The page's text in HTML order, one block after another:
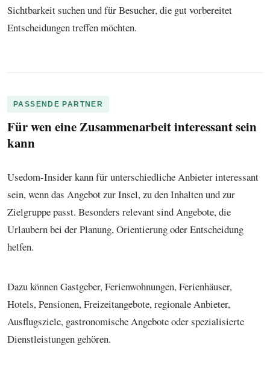
Sichtbarkeit suchen und für Besucher, die gut vorbereitet
Entscheidungen treffen möchten.
PASSENDE PARTNER
Für wen eine Zusammenarbeit interessant sein
kann
Usedom-Insider kann für unterschiedliche Anbieter interessant
sein, wenn das Angebot zur Insel, zu den Inhalten und zur
Zielgruppe passt. Besonders relevant sind Angebote, die
Urlaubern bei der Planung, Orientierung oder Entscheidung
helfen.
Dazu können Gastgeber, Ferienwohnungen, Ferienhäuser,
Hotels, Pensionen, Freizeitangebote, regionale Anbieter,
Ausflugsziele, gastronomische Angebote oder spezialisierte
Dienstleistungen gehören.